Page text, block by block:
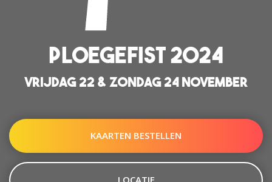
PLOEGEFIST 2024
VRIJDAG 22 & ZONDAG 24 NOVEMBER
KAARTEN BESTELLEN
LOCATIE